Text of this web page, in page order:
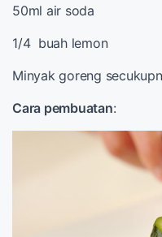
50ml air soda
1/4 buah lemon
Minyak goreng
Cara pembuatan: